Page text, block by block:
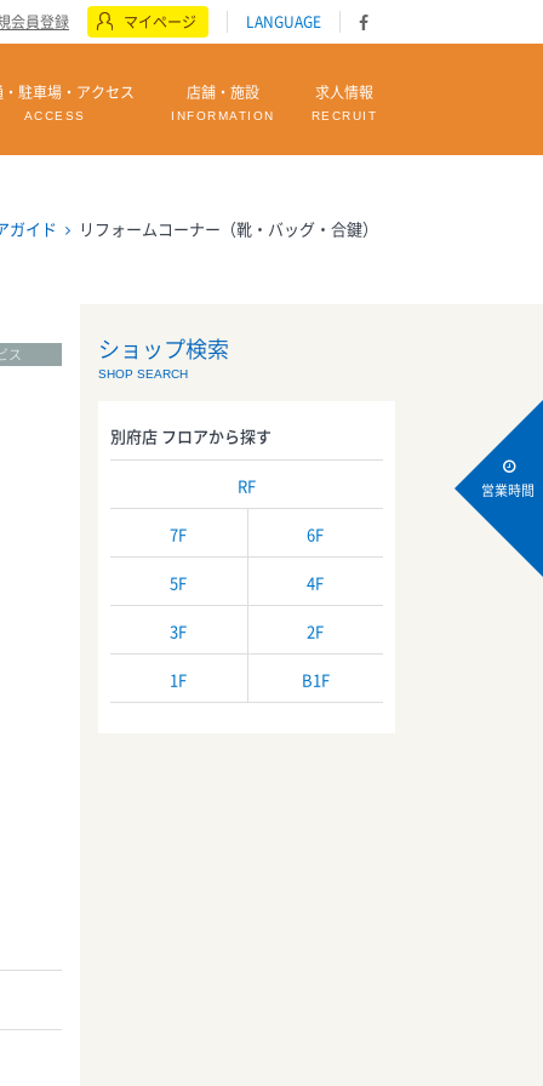
会員登録 マイページ LANGUAGE
駐車場・アクセス
ACCESS
店舗・施設
INFORMATION
求人情報
RECRUIT
営業時間
ガイド リフォームコーナー（靴・バッグ・合鍵）
ス ショップ検索
SHOP SEARCH
別府店 フロアから探す
RF
7F 6F
5F 4F
3F 2F
1F B1F